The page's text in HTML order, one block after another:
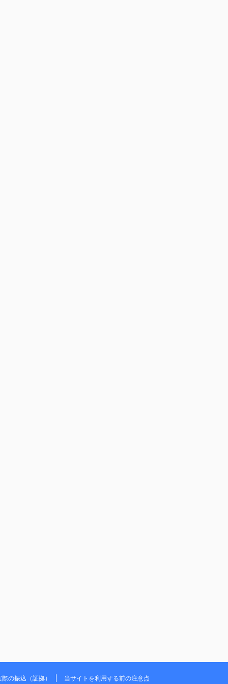
際の振込（証拠） 当サイトを利用する前の注意点